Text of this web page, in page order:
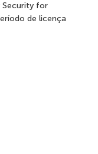
Security for
de licença